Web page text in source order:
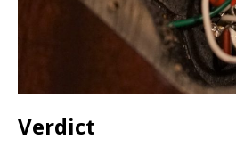
Verdict